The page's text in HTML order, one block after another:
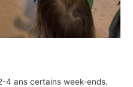
4 ans certains week-ends.